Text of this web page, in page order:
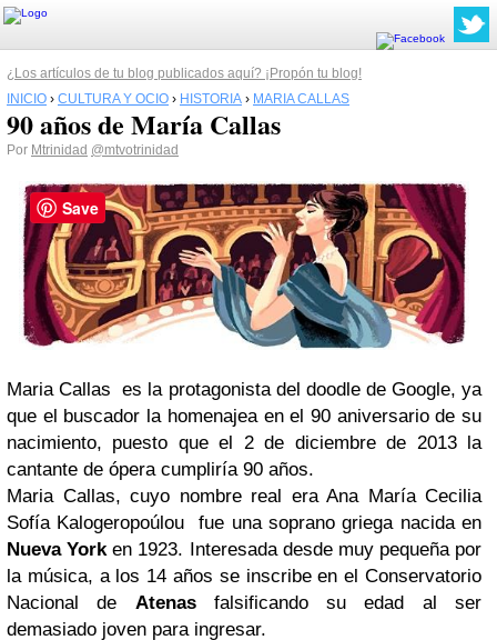
¿Los artículos de tu blog publicados aquí? ¡Propón tu blog!
INICIO › CULTURA Y OCIO › HISTORIA › MARIA CALLAS
90 años de María Callas
Por Mtrinidad @mtvotrinidad
Maria Callas es la protagonista del doodle de Google, ya
que el buscador la homenajea en el 90 aniversario de su
nacimiento, puesto que el 2 de diciembre de 2013 la
cantante de ópera cumpliría 90 años.
Maria Callas, cuyo nombre real era Ana María Cecilia
Sofía Kalogeropoúlou fue una soprano griega nacida en
Nueva Yorken 1923. Interesada desde muy pequeña por
la música, a los 14 años se inscribe en el Conservatorio
Nacional de Atenasfalsificando su edad al ser
demasiado joven para ingresar.
Save